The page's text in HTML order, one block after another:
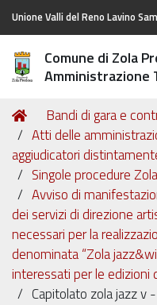
Unione Valli del Reno Lavino
Comune di Zola
Amministrazione
Tu
sei
qui:
Home
Bandi di gara e
Atti delle
aggiudicatori
Singole procedure Zola
Avviso di
dei servizi di direzione
necessari per la
denominata “Zola
interessati per le
Capitolato zola jazz